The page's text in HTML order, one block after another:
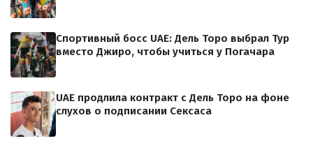
Спортивный босс UAE: Дель Торо выбрал Тур
вместо Джиро, чтобы учиться у Погачара
UAE продлила контракт с Дель Торо на фоне
слухов о подписании Сексаса